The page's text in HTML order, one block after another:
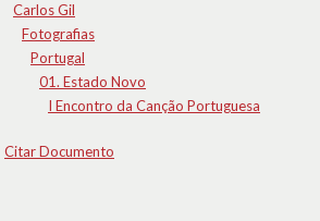
Carlos Gil
Fotografias
Portugal
01. Estado Novo
I Encontro da Canção Portuguesa
Citar Documento